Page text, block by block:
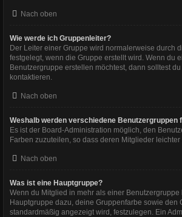
Nach oben
Wie werde ich Gruppenleiter?
Der Leiter einer Gruppe wird normalerweise durch
festgelegt, wenn die Gruppe erstellt wird. Wenn du
Benutzergruppe erstellen möchtest, dann solltest
kontaktieren.
Nach oben
Weshalb werden verschiedene Benutzergruppen
Es ist der Board-Administration möglich, den
Farben zuzuteilen, so dass deren Mitglieder leichter
Nach oben
Was ist eine Hauptgruppe?
Wenn du Mitglied in mehr als einer Benutzergruppe
Hauptgruppe dazu, deine Gruppenfarbe sowie den
standardmäßig angezeigt wird, festzulegen. Ein